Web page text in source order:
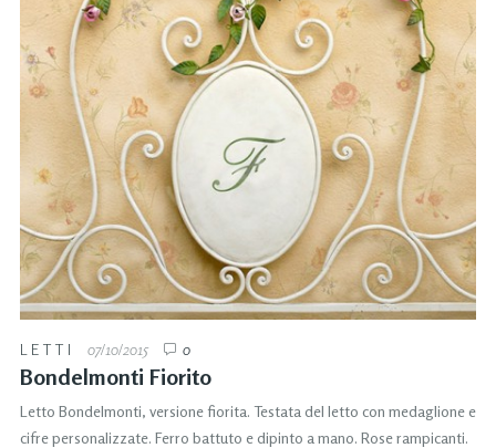
LETTI 07/10/2015 0
Bondelmonti Fiorito
Letto Bondelmonti, versione fiorita. Testata del letto con medaglione e
cifre personalizzate. Ferro battuto e dipinto a mano. Rose rampicanti.